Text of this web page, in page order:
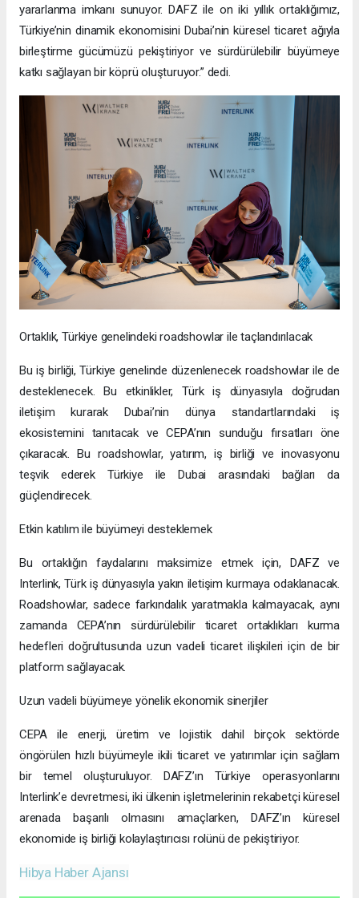
yararlanma imkanı sunuyor. DAFZ ile on iki yıllık ortaklığımız,
Türkiye’nin dinamik ekonomisini Dubai’nin küresel ticaret ağıyla
birleştirme gücümüzü pekiştiriyor ve sürdürülebilir büyümeye
katkı sağlayan bir köprü oluşturuyor.” dedi.
Ortaklık, Türkiye genelindeki roadshowlar ile taçlandırılacak
Bu iş birliği, Türkiye genelinde düzenlenecek roadshowlar ile de
desteklenecek. Bu etkinlikler, Türk iş dünyasıyla doğrudan
iletişim kurarak Dubai’nin dünya standartlarındaki iş
ekosistemini tanıtacak ve CEPA’nın sunduğu fırsatları öne
çıkaracak. Bu roadshowlar, yatırım, iş birliği ve inovasyonu
teşvik ederek Türkiye ile Dubai arasındaki bağları da
güçlendirecek.
Etkin katılım ile büyümeyi desteklemek
Bu ortaklığın faydalarını maksimize etmek için, DAFZ ve
Interlink, Türk iş dünyasıyla yakın iletişim kurmaya odaklanacak.
Roadshowlar, sadece farkındalık yaratmakla kalmayacak, aynı
zamanda CEPA’nın sürdürülebilir ticaret ortaklıkları kurma
hedefleri doğrultusunda uzun vadeli ticaret ilişkileri için de bir
platform sağlayacak.
Uzun vadeli büyümeye yönelik ekonomik sinerjiler
CEPA ile enerji, üretim ve lojistik dahil birçok sektörde
öngörülen hızlı büyümeyle ikili ticaret ve yatırımlar için sağlam
bir temel oluşturuluyor. DAFZ’ın Türkiye operasyonlarını
Interlink’e devretmesi, iki ülkenin işletmelerinin rekabetçi küresel
arenada başarılı olmasını amaçlarken, DAFZ’ın küresel
ekonomide iş birliği kolaylaştırıcısı rolünü de pekiştiriyor.
Hibya Haber Ajansı